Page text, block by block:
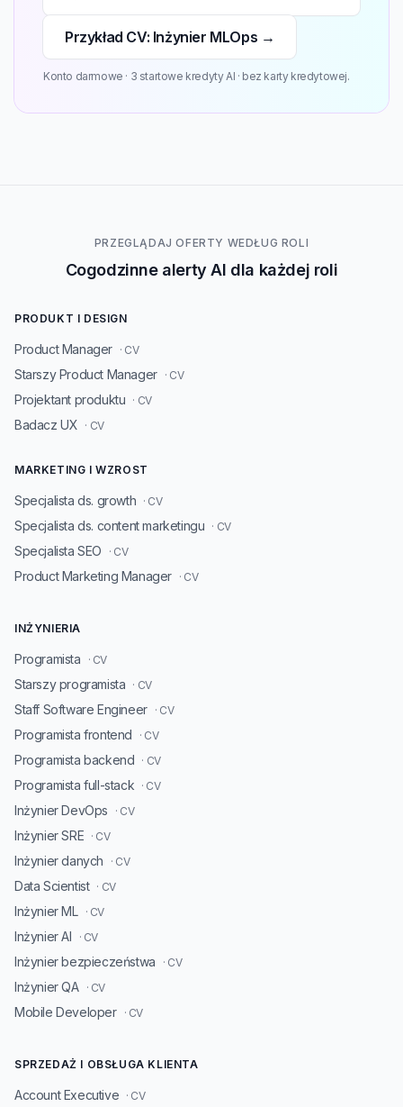
Przykład CV: Inżynier MLOps →
Konto darmowe · 3 startowe kredyty AI · bez karty kredytowej.
PRZEGLĄDAJ OFERTY WEDŁUG ROLI
Cogodzinne alerty AI dla każdej roli
PRODUKT I DESIGN
Product Manager · CV
Starszy Product Manager · CV
Projektant produktu · CV
Badacz UX · CV
MARKETING I WZROST
Specjalista ds. growth · CV
Specjalista ds. content marketingu · CV
Specjalista SEO · CV
Product Marketing Manager · CV
INŻYNIERIA
Programista · CV
Starszy programista · CV
Staff Software Engineer · CV
Programista frontend · CV
Programista backend · CV
Programista full-stack · CV
Inżynier DevOps · CV
Inżynier SRE · CV
Inżynier danych · CV
Data Scientist · CV
Inżynier ML · CV
Inżynier AI · CV
Inżynier bezpieczeństwa · CV
Inżynier QA · CV
Mobile Developer · CV
SPRZEDAŻ I OBSŁUGA KLIENTA
Account Executive · CV